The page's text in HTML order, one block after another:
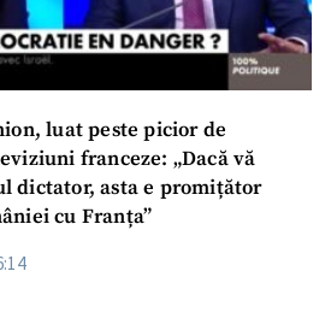
luat peste picior de
franceze: „Dacă vă
dictator, asta e promițător
cu Franța”